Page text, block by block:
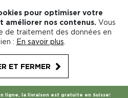
pour optimiser votre
améliorer nos contenus. Vous
de traitement des données en
: En savoir plus
ET FERMER
ligne, la livraison est gratuite en Suisse!